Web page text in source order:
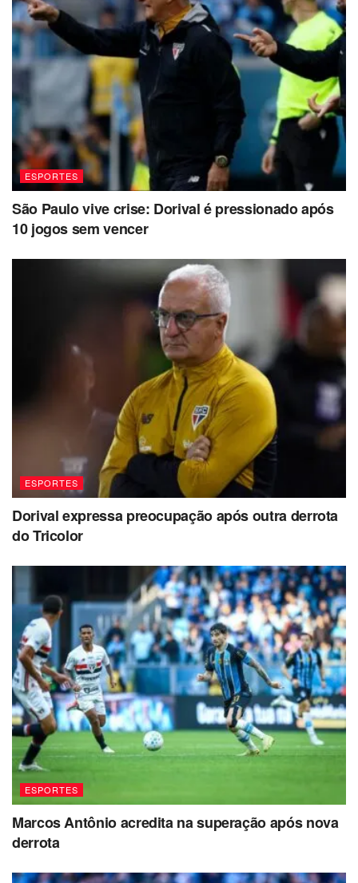
ESPORTES
São Paulo vive crise: Dorival é pressionado após
10 jogos sem vencer
ESPORTES
Dorival expressa preocupação após outra derrota
do Tricolor
ESPORTES
Marcos Antônio acredita na superação após nova
derrota